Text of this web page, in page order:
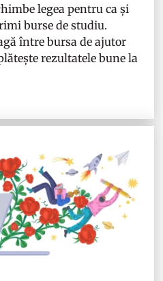
legea pentru ca și
burse de studiu.
între bursa de ajutor
rezultatele bune la